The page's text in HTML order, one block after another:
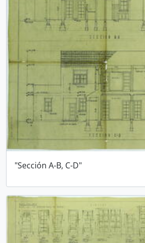
"Sección A-B, C-D"